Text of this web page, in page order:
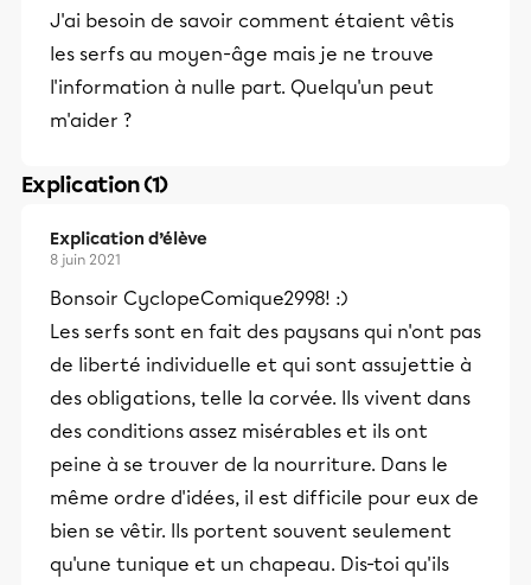
J'ai besoin de savoir comment étaient vêtis
les serfs au moyen-âge mais je ne trouve
l'information à nulle part. Quelqu'un peut
m'aider ?
Explication (1)
Explication d’élève
8 juin 2021
Bonsoir CyclopeComique2998! :)
Les serfs sont en fait des paysans qui n'ont pas
de liberté individuelle et qui sont assujettie à
des obligations, telle la corvée. Ils vivent dans
des conditions assez misérables et ils ont
peine à se trouver de la nourriture. Dans le
même ordre d'idées, il est difficile pour eux de
bien se vêtir. Ils portent souvent seulement
qu'une tunique et un chapeau. Dis-toi qu'ils